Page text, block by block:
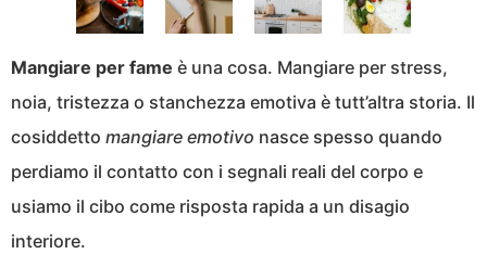
Mangiare per fame è una cosa. Mangiare per stress,
noia, tristezza o stanchezza emotiva è tutt’altra storia. Il
cosiddetto mangiare emotivo nasce spesso quando
perdiamo il contatto con i segnali reali del corpo e
usiamo il cibo come risposta rapida a un disagio
interiore.